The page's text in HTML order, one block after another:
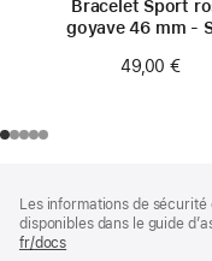
Bracelet Sport
goyave 46 mm -
49,00 €
de
page
de
bas
Les informations de
disponibles dans le guide
fr/docs